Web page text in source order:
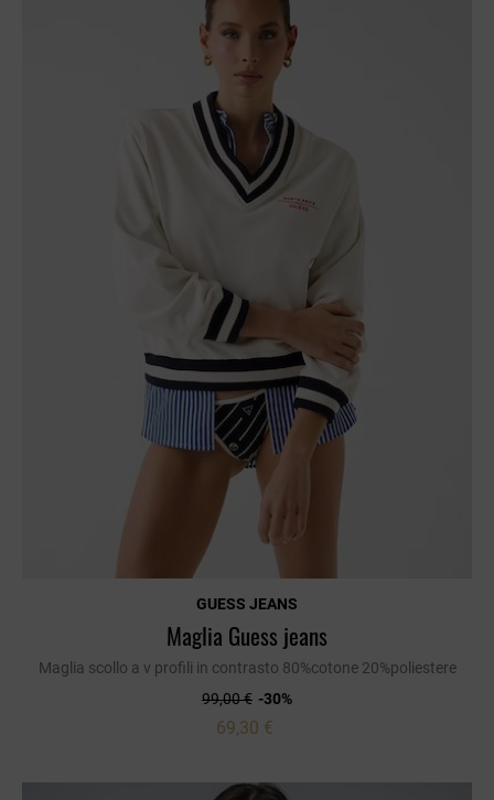
GUESS JEANS
Maglia Guess jeans
Maglia scollo a v profili in contrasto 80%cotone 20%poliestere
99,00 € -30%
69,30 €